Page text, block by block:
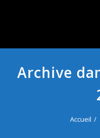
Archive
Accueil